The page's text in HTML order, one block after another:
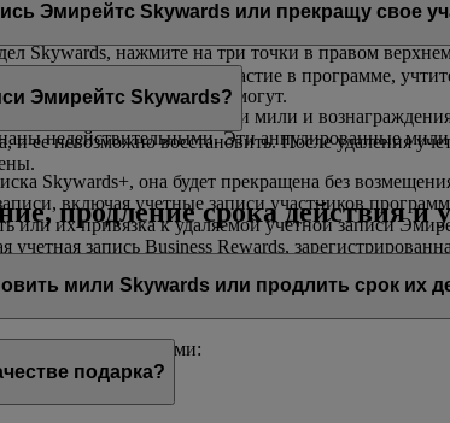
Skywards, нажмите на три точки в правом
и они с радостью вам помогут.
Эмирейтс Skywards или прекращу свое
или прекратить участие в программе,
Все неиспользованные вами мили и
недействительными. Эти аннулированные
Skywards+, она будет прекращена без
включая учетные записи участников
или их привязка к удаляемой учетной записи
запись Business Rewards,
информацию можно получить,
Эмирейтс Skywards?
и ее невозможно восстановить. После удаления
продление срока действия
мили Skywards или продлить срок их
способами:
подарка?